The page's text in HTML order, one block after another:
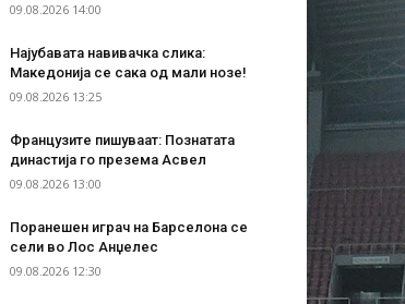
09.08.2026 14:00
Најубавата навивачка слика:
Македонија се сака од мали нозе!
09.08.2026 13:25
Французите пишуваат: Познатата
династија го презема Асвел
09.08.2026 13:00
Поранешен играч на Барселона се
сели во Лос Анџелес
09.08.2026 12:30